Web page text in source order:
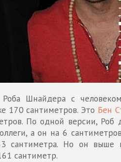
Шнайдера с
170 сантиметров. Это Бен
По одной версии, Роб
а он на 6
сантиметра. Но он выше
сантиметр.